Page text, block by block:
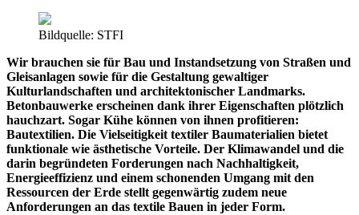
Bildquelle: STFI
Wir brauchen sie für Bau und Instandsetzung von Straßen und
Gleisanlagen sowie für die Gestaltung gewaltiger
Kulturlandschaften und architektonischer Landmarks.
Betonbauwerke erscheinen dank ihrer Eigenschaften plötzlich
hauchzart. Sogar Kühe können von ihnen profitieren:
Bautextilien. Die Vielseitigkeit textiler Baumaterialien bietet
funktionale wie ästhetische Vorteile. Der Klimawandel und die
darin begründeten Forderungen nach Nachhaltigkeit,
Energieeffizienz und einem schonenden Umgang mit den
Ressourcen der Erde stellt gegenwärtig zudem neue
Anforderungen an das textile Bauen in jeder Form.